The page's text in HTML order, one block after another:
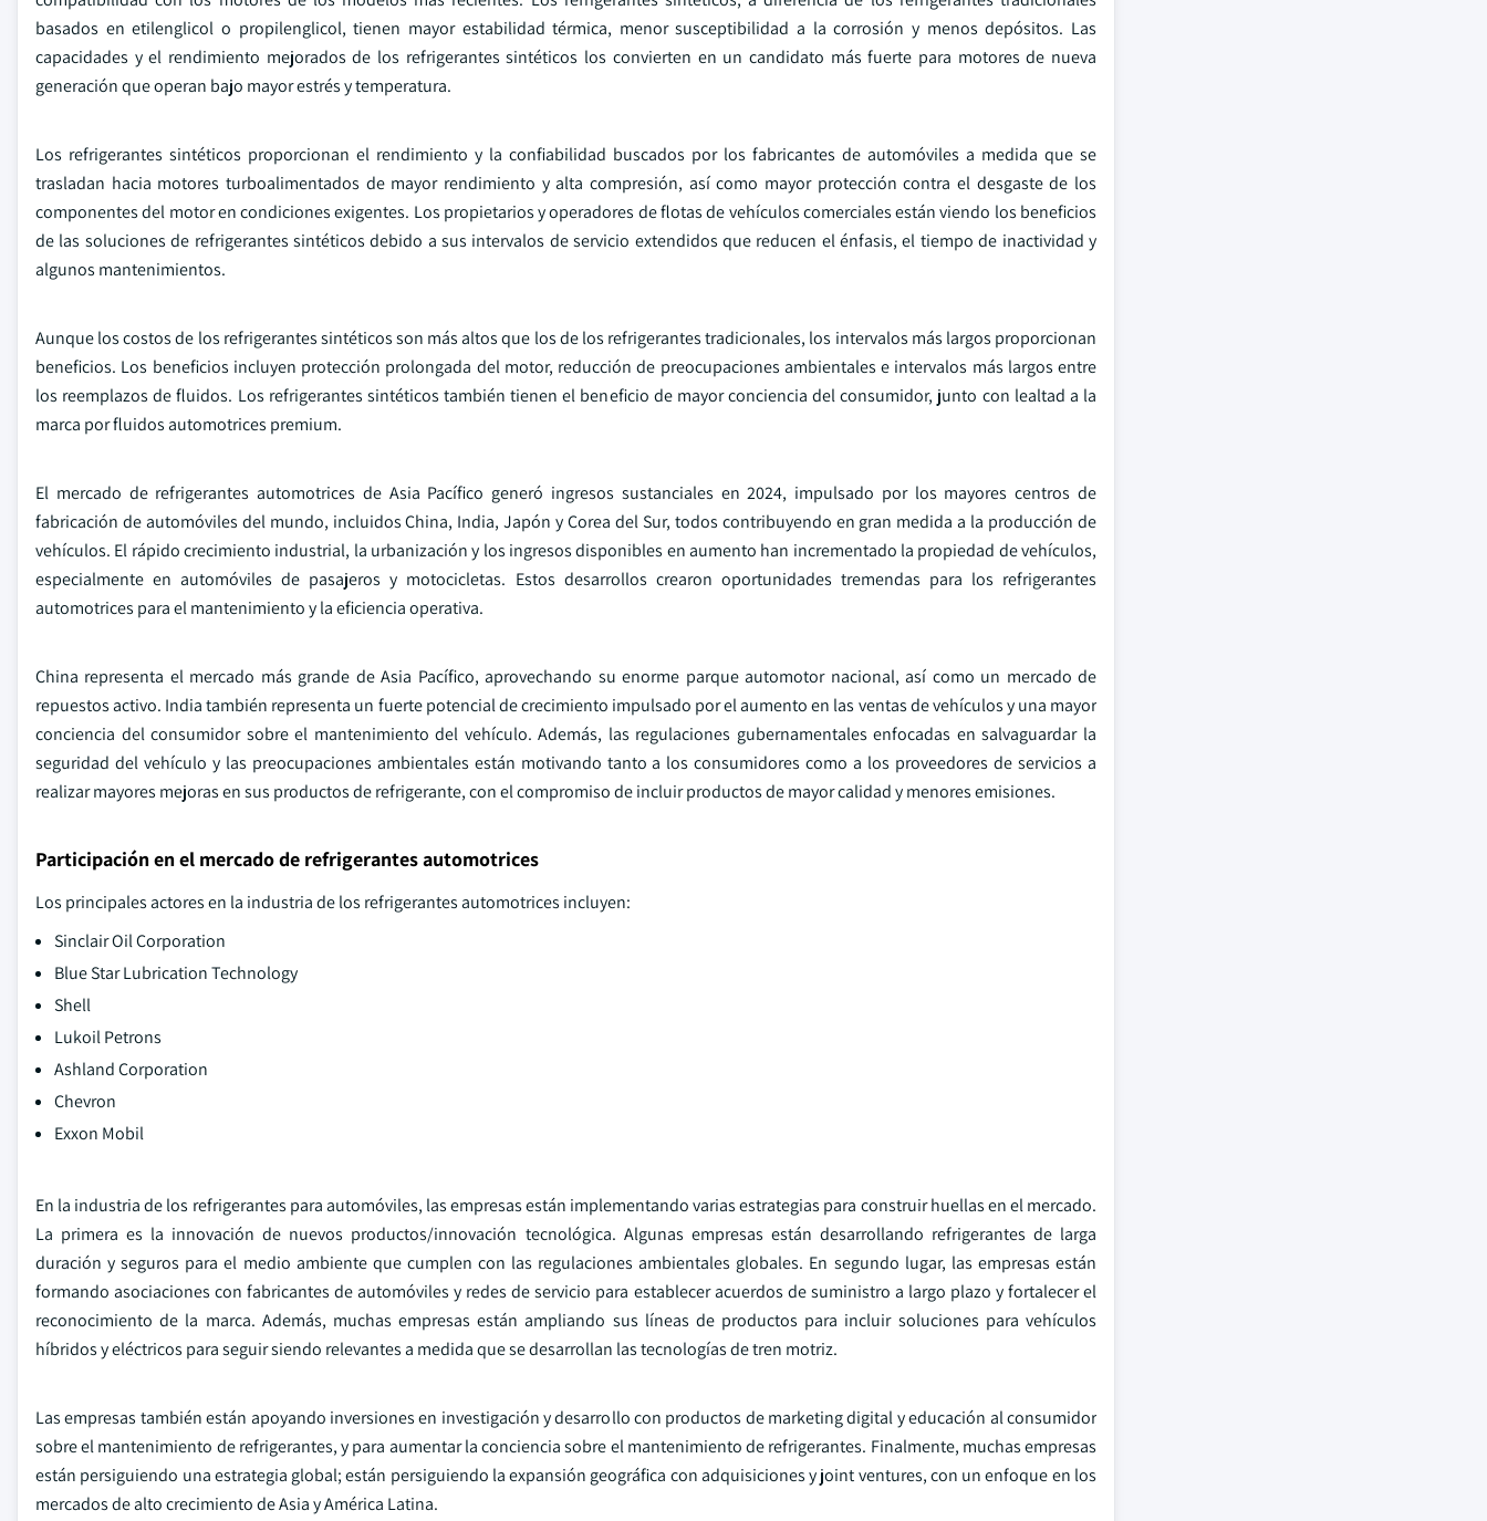
basados en etilenglicol o propilenglicol, tienen mayor estabilidad térmica, menor susceptibilidad a la corrosión y menos depósitos. Las
capacidades y el rendimiento mejorados de los refrigerantes sintéticos los convierten en un candidato más fuerte para motores de nueva
generación que operan bajo mayor estrés y temperatura.
Los refrigerantes sintéticos proporcionan el rendimiento y la confiabilidad buscados por los fabricantes de automóviles a medida que se
trasladan hacia motores turboalimentados de mayor rendimiento y alta compresión, así como mayor protección contra el desgaste de los
componentes del motor en condiciones exigentes. Los propietarios y operadores de flotas de vehículos comerciales están viendo los beneficios
de las soluciones de refrigerantes sintéticos debido a sus intervalos de servicio extendidos que reducen el énfasis, el tiempo de inactividad y
algunos mantenimientos.
Aunque los costos de los refrigerantes sintéticos son más altos que los de los refrigerantes tradicionales, los intervalos más largos proporcionan
beneficios. Los beneficios incluyen protección prolongada del motor, reducción de preocupaciones ambientales e intervalos más largos entre
los reemplazos de fluidos. Los refrigerantes sintéticos también tienen el beneficio de mayor conciencia del consumidor, junto con lealtad a la
marca por fluidos automotrices premium.
El mercado de refrigerantes automotrices de Asia Pacífico generó ingresos sustanciales en 2024, impulsado por los mayores centros de
fabricación de automóviles del mundo, incluidos China, India, Japón y Corea del Sur, todos contribuyendo en gran medida a la producción de
vehículos. El rápido crecimiento industrial, la urbanización y los ingresos disponibles en aumento han incrementado la propiedad de vehículos,
especialmente en automóviles de pasajeros y motocicletas. Estos desarrollos crearon oportunidades tremendas para los refrigerantes
automotrices para el mantenimiento y la eficiencia operativa.
China representa el mercado más grande de Asia Pacífico, aprovechando su enorme parque automotor nacional, así como un mercado de
repuestos activo. India también representa un fuerte potencial de crecimiento impulsado por el aumento en las ventas de vehículos y una mayor
conciencia del consumidor sobre el mantenimiento del vehículo. Además, las regulaciones gubernamentales enfocadas en salvaguardar la
seguridad del vehículo y las preocupaciones ambientales están motivando tanto a los consumidores como a los proveedores de servicios a
realizar mayores mejoras en sus productos de refrigerante, con el compromiso de incluir productos de mayor calidad y menores emisiones.
Participación en el mercado de refrigerantes automotrices
Los principales actores en la industria de los refrigerantes automotrices incluyen:
Sinclair Oil Corporation
Blue Star Lubrication Technology
Shell
Lukoil Petrons
Ashland Corporation
Chevron
Exxon Mobil
En la industria de los refrigerantes para automóviles, las empresas están implementando varias estrategias para construir huellas en el mercado.
La primera es la innovación de nuevos productos/innovación tecnológica. Algunas empresas están desarrollando refrigerantes de larga
duración y seguros para el medio ambiente que cumplen con las regulaciones ambientales globales. En segundo lugar, las empresas están
formando asociaciones con fabricantes de automóviles y redes de servicio para establecer acuerdos de suministro a largo plazo y fortalecer el
reconocimiento de la marca. Además, muchas empresas están ampliando sus líneas de productos para incluir soluciones para vehículos
híbridos y eléctricos para seguir siendo relevantes a medida que se desarrollan las tecnologías de tren motriz.
Las empresas también están apoyando inversiones en investigación y desarrollo con productos de marketing digital y educación al consumidor
sobre el mantenimiento de refrigerantes, y para aumentar la conciencia sobre el mantenimiento de refrigerantes. Finalmente, muchas empresas
están persiguiendo una estrategia global; están persiguiendo la expansión geográfica con adquisiciones y joint ventures, con un enfoque en los
mercados de alto crecimiento de Asia y América Latina.